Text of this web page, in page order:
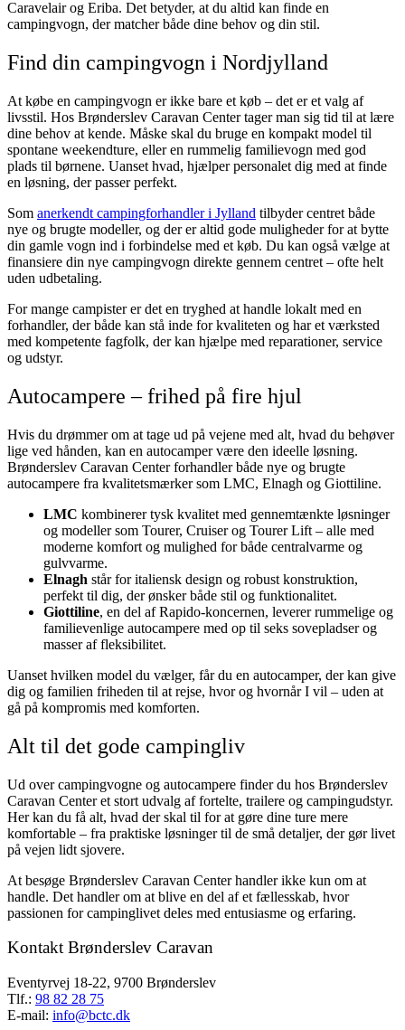
Caravelair og Eriba. Det betyder, at du altid kan finde en
campingvogn, der matcher både dine behov og din stil.
Find din campingvogn i Nordjylland
At købe en campingvogn er ikke bare et køb – det er et valg af
livsstil. Hos Brønderslev Caravan Center tager man sig tid til at lære
dine behov at kende. Måske skal du bruge en kompakt model til
spontane weekendture, eller en rummelig familievogn med god
plads til børnene. Uanset hvad, hjælper personalet dig med at finde
en løsning, der passer perfekt.
Som anerkendt campingforhandler i Jylland tilbyder centret både
nye og brugte modeller, og der er altid gode muligheder for at bytte
din gamle vogn ind i forbindelse med et køb. Du kan også vælge at
finansiere din nye campingvogn direkte gennem centret – ofte helt
uden udbetaling.
For mange campister er det en tryghed at handle lokalt med en
forhandler, der både kan stå inde for kvaliteten og har et værksted
med kompetente fagfolk, der kan hjælpe med reparationer, service
og udstyr.
Autocampere – frihed på fire hjul
Hvis du drømmer om at tage ud på vejene med alt, hvad du behøver
lige ved hånden, kan en autocamper være den ideelle løsning.
Brønderslev Caravan Center forhandler både nye og brugte
autocampere fra kvalitetsmærker som LMC, Elnagh og Giottiline.
LMC kombinerer tysk kvalitet med gennemtænkte løsninger
og modeller som Tourer, Cruiser og Tourer Lift – alle med
moderne komfort og mulighed for både centralvarme og
gulvvarme.
Elnagh står for italiensk design og robust konstruktion,
perfekt til dig, der ønsker både stil og funktionalitet.
Giottiline, en del af Rapido-koncernen, leverer rummelige og
familievenlige autocampere med op til seks sovepladser og
masser af fleksibilitet.
Uanset hvilken model du vælger, får du en autocamper, der kan give
dig og familien friheden til at rejse, hvor og hvornår I vil – uden at
gå på kompromis med komforten.
Alt til det gode campingliv
Ud over campingvogne og autocampere finder du hos Brønderslev
Caravan Center et stort udvalg af fortelte, trailere og campingudstyr.
Her kan du få alt, hvad der skal til for at gøre dine ture mere
komfortable – fra praktiske løsninger til de små detaljer, der gør livet
på vejen lidt sjovere.
At besøge Brønderslev Caravan Center handler ikke kun om at
handle. Det handler om at blive en del af et fællesskab, hvor
passionen for campinglivet deles med entusiasme og erfaring.
Kontakt Brønderslev Caravan
Eventyrvej 18-22, 9700 Brønderslev
Tlf.: 98 82 28 75
E-mail: info@bctc.dk